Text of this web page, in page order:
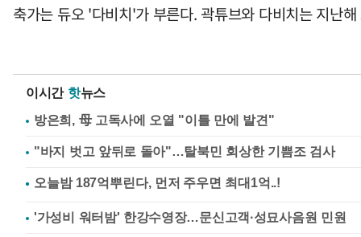
축가는 듀오 '다비치'가 부른다. 곽튜브와 다비치는 지난
이시간 핫뉴스
방은희, 母 고독사에 오열 "이틀 만에 발견"
"바지 벗고 앞뒤로 돌아"…탈북민 회상한 기쁨조 검사
'가성비 워터밤' 한강수영장…문신고객·성묘사음원 민원